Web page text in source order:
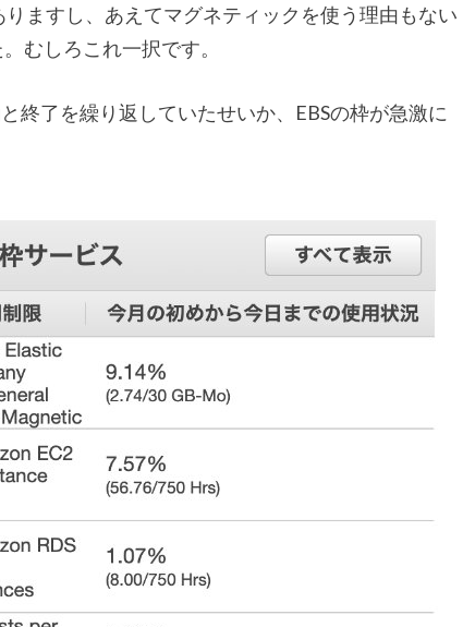
ますし、あえてマグネティックを使う理由もない
むしろこれ一択です。
終了を繰り返していたせいか、EBSの枠が急激に